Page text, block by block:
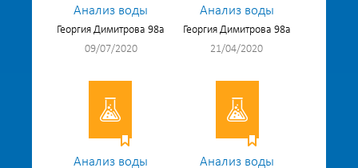
Анализ воды
Георгия Димитрова 98а
09/07/2020
Анализ воды
Георгия Димитрова 98а
21/04/2020
Анализ воды Анализ воды